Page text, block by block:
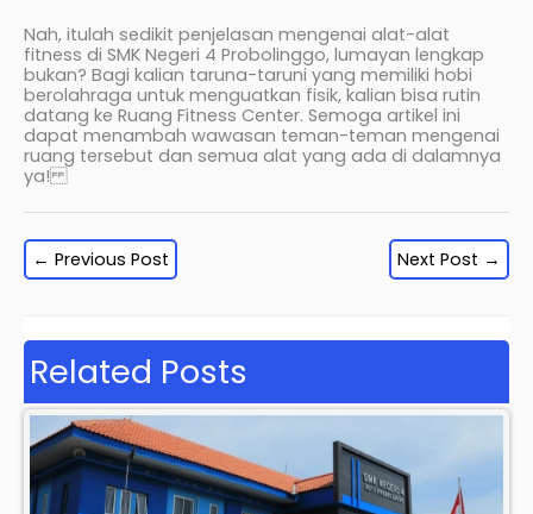
Nah, itulah sedikit penjelasan mengenai alat-alat
fitness di SMK Negeri 4 Probolinggo, lumayan lengkap
bukan? Bagi kalian taruna-taruni yang memiliki hobi
berolahraga untuk menguatkan fisik, kalian bisa rutin
datang ke Ruang Fitness Center. Semoga artikel ini
dapat menambah wawasan teman-teman mengenai
ruang tersebut dan semua alat yang ada di dalamnya
ya!
← Previous Post Next Post →
Related Posts